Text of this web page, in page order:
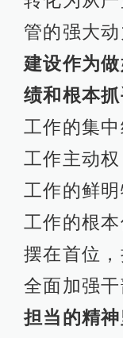
管的强大
建设作为
绩和根本
工作的集
工作主动
工作的鲜
工作的根
摆在首位
全面加强干
担当的精